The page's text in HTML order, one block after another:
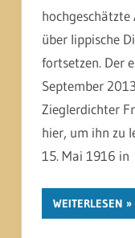
über lippische
fortsetzen. Der
September
Zieglerdichter
hier, um ihn zu
15. Mai 1916 in
WEITERLESEN